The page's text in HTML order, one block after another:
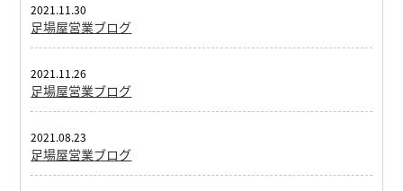
足場屋営業ブログ
2021.11.30
足場屋営業ブログ
2021.11.26
足場屋営業ブログ
2021.08.23